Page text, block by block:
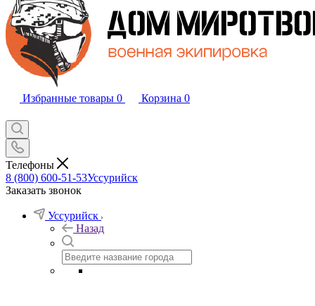
Избранные товары 0 Корзина 0
Телефоны
8 (800) 600-51-53Уссурийск
Заказать звонок
Уссурийск
Назад